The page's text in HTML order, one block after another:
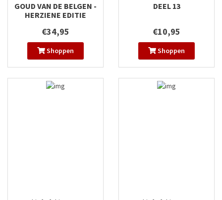
GOUD VAN DE BELGEN -
HERZIENE EDITIE
€34,95
Shoppen
DEEL 13
€10,95
Shoppen